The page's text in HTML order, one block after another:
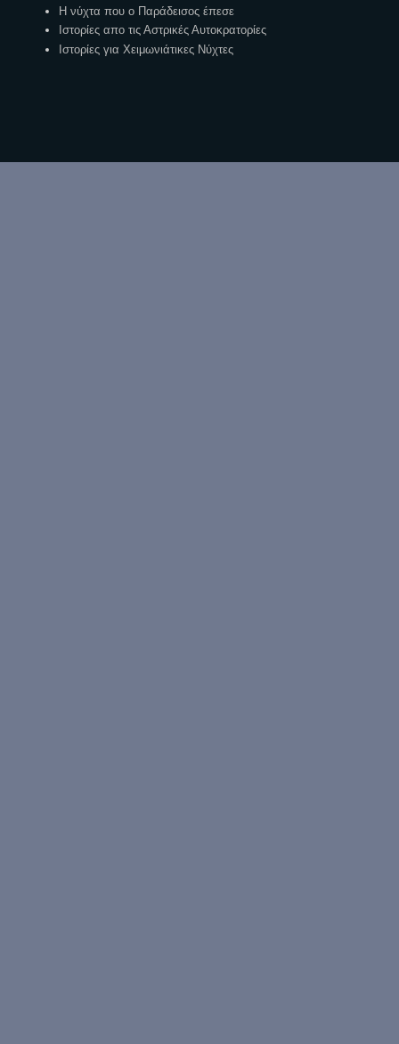
Η νύχτα που ο Παράδεισος έπεσε
Ιστορίες απο τις Αστρικές Αυτοκρατορίες
Ιστορίες για Χειμωνιάτικες Νύχτες